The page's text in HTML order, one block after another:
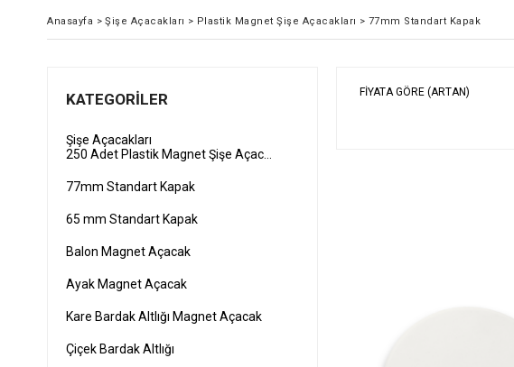
Anasayfa > Şişe Açacakları > Plastik Magnet Şişe Açacakları > 77mm Standart Kapak
KATEGORILER
Şişe Açacakları
77mm Standart Kapak
65 mm Standart Kapak
Balon Magnet Açacak
Ayak Magnet Açacak
Kare Bardak Altlığı Magnet Açacak
Çiçek Bardak Altlığı
FIYATA GÖRE (ARTAN)